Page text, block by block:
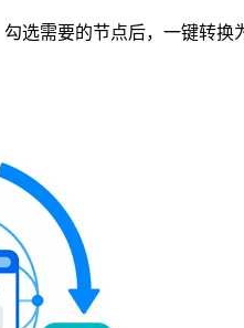
选需要的节点后，一键转换